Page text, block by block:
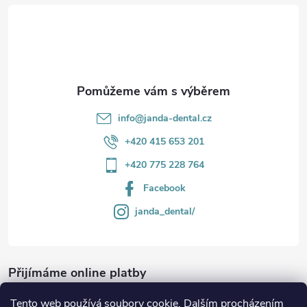
Tento web používá soubory cookie. Dalším procházením
info@janda-dental.cz
+420 415 653 201
+420 775 228 764
Facebook
janda_dental/
Přijímáme online platby